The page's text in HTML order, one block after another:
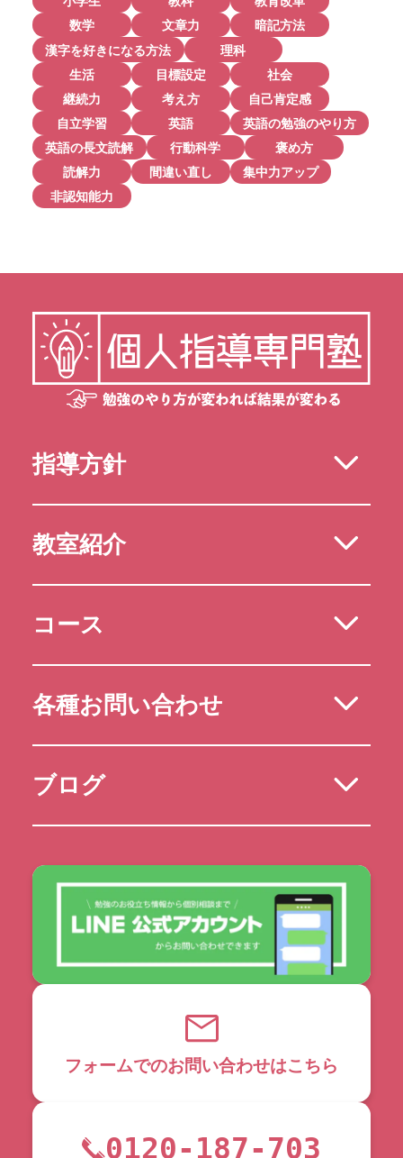
数学
文章力
暗記方法
漢字を好きになる方法
理科
生活
目標設定
社会
継続力
考え方
自己肯定感
自立学習
英語
英語の勉強のやり方
英語の長文読解
行動科学
褒め方
読解力
間違い直し
集中力アップ
非認知能力
指導方針
教室紹介
コース
各種お問い合わせ
ブログ
フォームでのお問い合わせはこちら
0120-187-703